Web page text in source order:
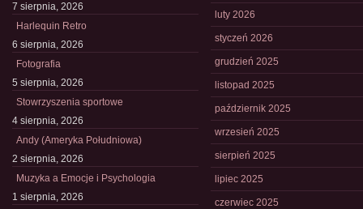
7 sierpnia, 2026
Harlequin Retro
6 sierpnia, 2026
Fotografia
5 sierpnia, 2026
Stowrzyszenia sportowe
4 sierpnia, 2026
Andy (Ameryka Południowa)
2 sierpnia, 2026
Muzyka a Emocje i Psychologia
1 sierpnia, 2026
luty 2026
styczeń 2026
grudzień 2025
listopad 2025
październik 2025
wrzesień 2025
sierpień 2025
lipiec 2025
czerwiec 2025